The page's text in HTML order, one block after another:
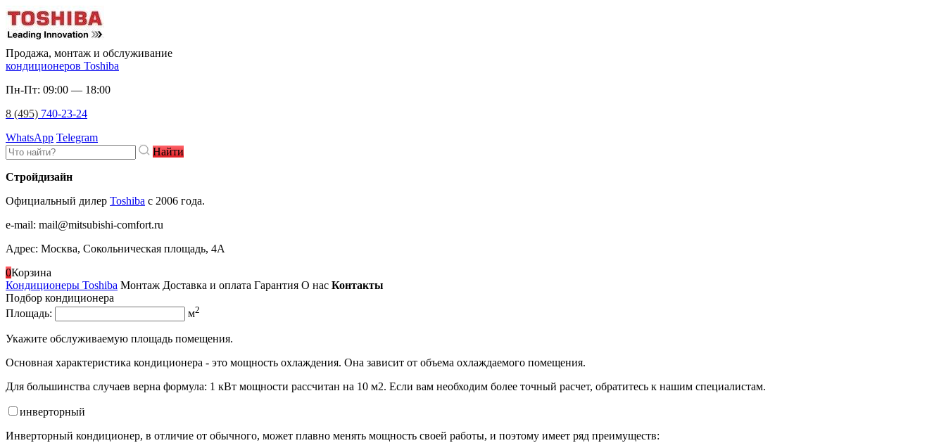
Продажа, монтаж и обслуживание
кондиционеров Toshiba
Пн-Пт: 09:00 — 18:00
8 (495) 740-23-24
WhatsApp Telegram
Найти
Стройдизайн
Официальный дилер Toshiba c 2006 года.
e-mail: mail@mitsubishi-comfort.ru
Адрес: Москва, Сокольническая площадь, 4А
0Корзина
Кондиционеры Toshiba Монтаж Доставка и оплата Гарантия О нас Контакты
Подбор кондиционера
Площадь:
м2
Укажите обслуживаемую площадь помещения.
Основная характеристика кондиционера - это мощность охлаждения. Она зависит от объема охлаждаемого помещения.
Для большинства случаев верна формула: 1 кВт мощности рассчитан на 10 м2. Если вам необходим более точный расчет, обратитесь к нашим специалистам.
инверторный
Инверторный кондиционер, в отличие от обычного, может плавно менять мощность своей работы, и поэтому имеет ряд преимуществ: